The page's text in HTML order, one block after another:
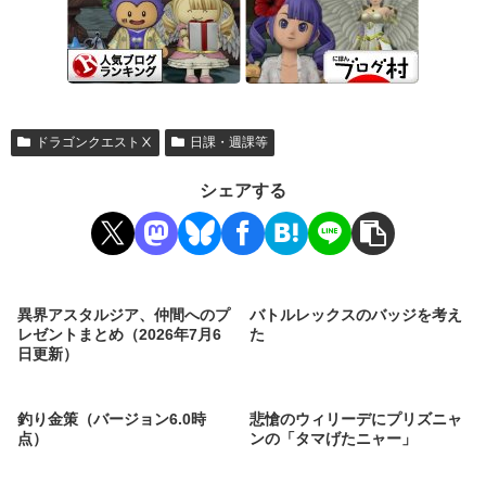
ドラゴンクエストⅩ 日課・週課等
シェアする
異界アスタルジア、仲間へのプ
レゼントまとめ（2026年7月6
日更新）
バトルレックスのバッジを考え
た
釣り金策（バージョン6.0時
点）
悲愴のウィリーデにプリズニャ
ンの「タマげたニャー」